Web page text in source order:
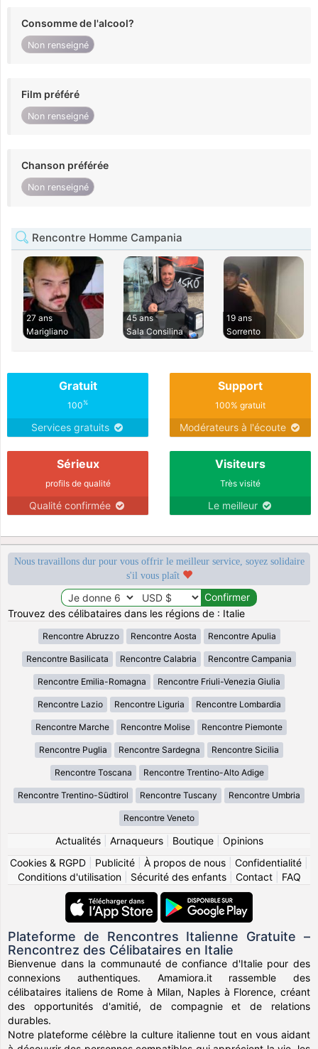
Consomme de l'alcool?
Non renseigné
Film préféré
Non renseigné
Chanson préférée
Non renseigné
Rencontre Homme Campania
27 ans
Marigliano
45 ans
Sala Consilina
19 ans
Sorrento
Gratuit
100%
Services gratuits
Support
100% gratuit
Modérateurs à l'écoute
Sérieux
profils de qualité
Qualité confirmée
Visiteurs
Très visité
Le meilleur
Nous travaillons dur pour vous offrir le meilleur service, soyez solidaire
s'il vous plaît
Trouvez des célibataires dans les régions de : Italie
Rencontre Abruzzo Rencontre Aosta Rencontre Apulia
Rencontre Basilicata Rencontre Calabria Rencontre Campania
Rencontre Emilia-Romagna Rencontre Friuli-Venezia Giulia
Rencontre Lazio Rencontre Liguria Rencontre Lombardia
Rencontre Marche Rencontre Molise Rencontre Piemonte
Rencontre Puglia Rencontre Sardegna Rencontre Sicilia
Rencontre Toscana Rencontre Trentino-Alto Adige
Rencontre Trentino-Südtirol Rencontre Tuscany Rencontre Umbria
Rencontre Veneto
Actualités| Arnaqueurs| Boutique| Opinions
Cookies & RGPD
Publicité À propos de nous Confidentialité
Conditions d'utilisation| Sécurité des enfants| Contact| FAQ
Plateforme de Rencontres Italienne Gratuite –
Rencontrez des Célibataires en Italie
Bienvenue dans la communauté de confiance d'Italie pour des
connexions authentiques. Amamiora.it rassemble des
célibataires italiens de Rome à Milan, Naples à Florence, créant
des opportunités d'amitié, de compagnie et de relations
durables.
Notre plateforme célèbre la culture italienne tout en vous aidant